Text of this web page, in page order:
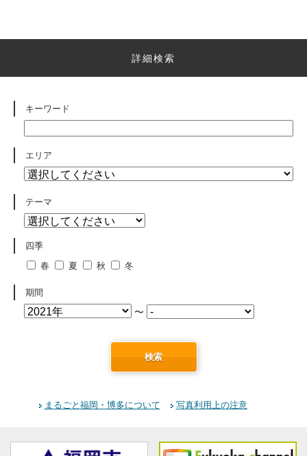
詳細検索
キーワード
エリア
テーマ
四季
春
夏 秋 冬
期間
〜
検索
まるごと福岡・博多について 写真利用上の注意